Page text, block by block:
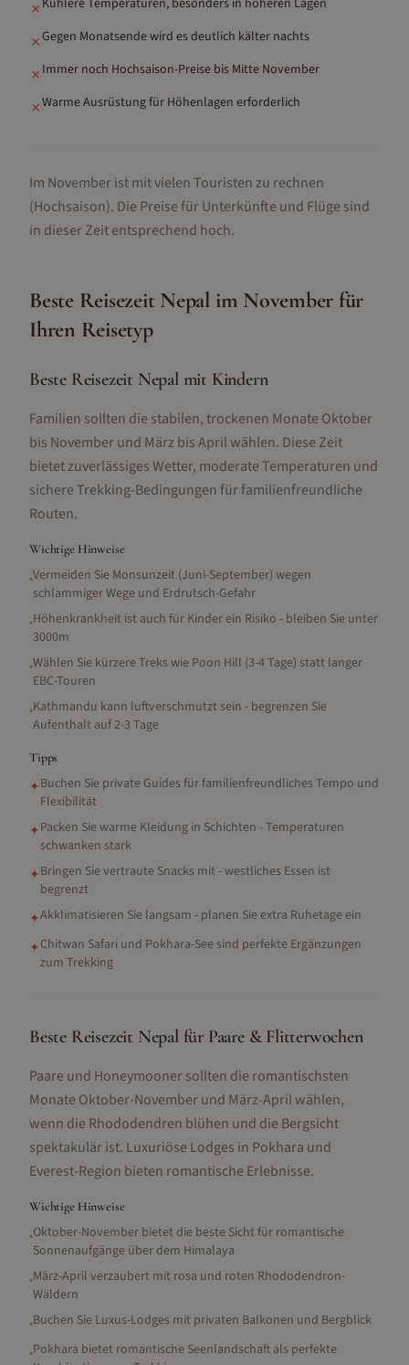
✗ Kühlere Temperaturen, besonders in höheren Lagen
✗Gegen Monatsende wird es deutlich kälter nachts
✗ Immer noch Hochsaison-Preise bis Mitte November
✗Warme Ausrüstung für Höhenlagen erforderlich
Im November ist mit vielen Touristen zu rechnen
(Hochsaison). Die Preise für Unterkünfte und Flüge sind
in dieser Zeit entsprechend hoch.
Beste Reisezeit Nepalim November für
Ihren Reisetyp
Beste Reisezeit Nepal mit Kindern
Familien sollten die stabilen, trockenen Monate Oktober
bis November und März bis April wählen. Diese Zeit
bietet zuverlässiges Wetter, moderate Temperaturen und
sichere Trekking-Bedingungen für familienfreundliche
Routen.
Wichtige Hinweise
•Vermeiden Sie Monsunzeit (Juni-September) wegen
schlammiger Wege und Erdrutsch-Gefahr
•Höhenkrankheit ist auch für Kinder ein Risiko - bleiben Sie unter
3000m
•Wählen Sie kürzere Treks wie Poon Hill (3-4 Tage) statt langer
EBC-Touren
•Kathmandu kann luftverschmutzt sein - begrenzen Sie
Aufenthalt auf 2-3 Tage
Tipps
✦Buchen Sie private Guides für familienfreundliches Tempo und
Flexibilität
✦Packen Sie warme Kleidung in Schichten - Temperaturen
schwanken stark
✦Bringen Sie vertraute Snacks mit - westliches Essen ist
begrenzt
✦Akklimatisieren Sie langsam - planen Sie extra Ruhetage ein
✦Chitwan Safari und Pokhara-See sind perfekte Ergänzungen
zum Trekking
Beste Reisezeit Nepal für Paare & Flitterwochen
Paare und Honeymooner sollten die romantischsten
Monate Oktober-November und März-April wählen,
wenn die Rhododendren blühen und die Bergsicht
spektakulär ist. Luxuriöse Lodges in Pokhara und
Everest-Region bieten romantische Erlebnisse.
Wichtige Hinweise
•Oktober-November bietet die beste Sicht für romantische
Sonnenaufgänge über dem Himalaya
•März-April verzaubert mit rosa und roten Rhododendron-
Wäldern
•Buchen Sie Luxus-Lodges mit privaten Balkonen und Bergblick
•Pokhara bietet romantische Seenlandschaft als perfekte